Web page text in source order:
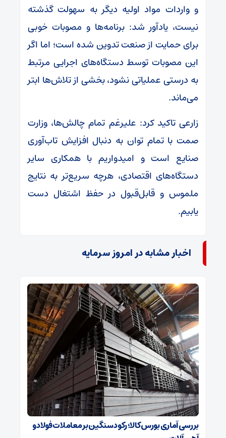
و واردات مواد اولیه دیگر به سهولت گذشته
نیست، یادآور شد: برنامه‌ها و مصوبات خوبی
برای حمایت از صنعت تدوین شده است؛ اما اگر
این مصوبات توسط دستگاه‌های اجرایی مرتبط
به درستی عملیاتی نشود، بخشی از تلاش‌ها ابتر
می‌ماند.
زارعی تاکید کرد: علیرغم تمام چالش‌ها، وزارت
صمت با تمام توان به دنبال افزایش تاب‌آوری
صنایع است و امیدواریم با همکاری سایر
دستگاه‌های اقتصادی، هرچه سریع‌تر به نتایج
ملموس و قابل‌قبول در حفظ اشتغال دست
یابیم.
اخبار مشابه در امروز سرمایه
بررسی آماری بورس کالا؛ رکود سنگین بر معاملات فولاد و